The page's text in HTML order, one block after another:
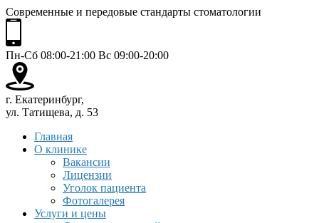
Современные и передовые стандарты стоматологии
Пн-Сб 08:00-21:00 Вс 09:00-20:00
г. Екатеринбург,
ул. Татищева, д. 53
Главная
О клинике
Вакансии
Лицензии
Уголок пациента
Фотогалерея
Услуги и цены